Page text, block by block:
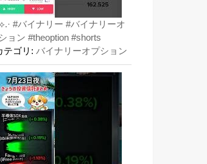
#バイナリー #バイナリーオ
ョン #theoption #shorts
テゴリ: バイナリーオプション